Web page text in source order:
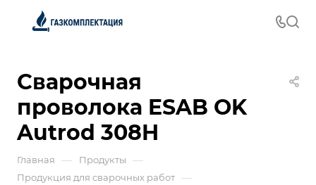
Сварочная
проволока ESAB OK
Autrod 308H
Главная — Продукты —
Продукция для сварочных работ —